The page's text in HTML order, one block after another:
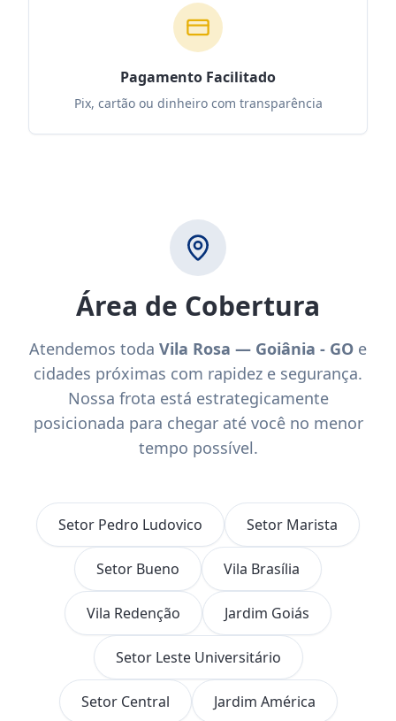
Pagamento Facilitado
Pix, cartão ou dinheiro com transparência
Área de Cobertura
Atendemos toda Vila Rosa — Goiânia - GO e
cidades próximas com rapidez e segurança.
Nossa frota está estrategicamente
posicionada para chegar até você no menor
tempo possível.
Setor Pedro Ludovico Setor Marista
Setor Bueno Vila Brasília
Vila Redenção Jardim Goiás
Setor Leste Universitário
Setor Central Jardim América